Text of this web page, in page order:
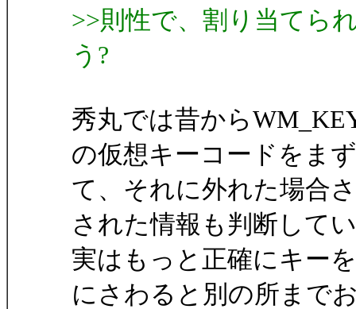
>>則性で、割り当てら
う?
秀丸では昔から
の仮想キーコードをま
て、それに外れた場合
された情報も判断して
実はもっと正確にキー
にさわると別の所まで